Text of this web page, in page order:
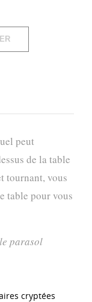
peut
de la table
tournant, vous
table pour vous
parasol
cryptées